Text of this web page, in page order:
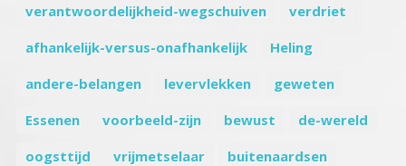
verantwoordelijkheid-wegschuiven
verdriet
afhankelijk-versus-onafhankelijk
Heling
andere-belangen
levervlekken
geweten
Essenen
voorbeeld-zijn bewust
de-wereld
oogsttijd
vrijmetselaar
buitenaardsen